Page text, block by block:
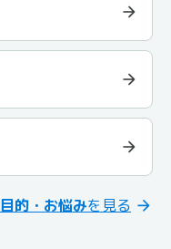
目的・お悩みを見る